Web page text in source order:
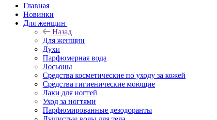
Главная
Новинки
Для женщин
Назад
Для женщин
Духи
Парфюмерная вода
Лосьоны
Средства косметические по уходу за кожей
Средства гигиенические моющие
Лаки для ногтей
Уход за ногтями
Парфюмированные дезодоранты